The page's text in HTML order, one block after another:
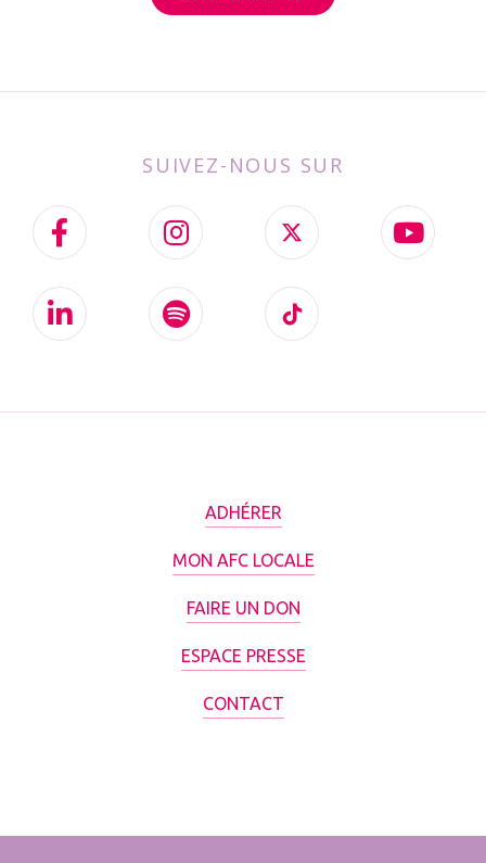
SUIVEZ-NOUS SUR
ADHÉRER
MON AFC LOCALE
FAIRE UN DON
ESPACE PRESSE
CONTACT